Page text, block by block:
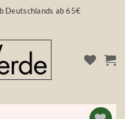
Deutschlands ab 65€